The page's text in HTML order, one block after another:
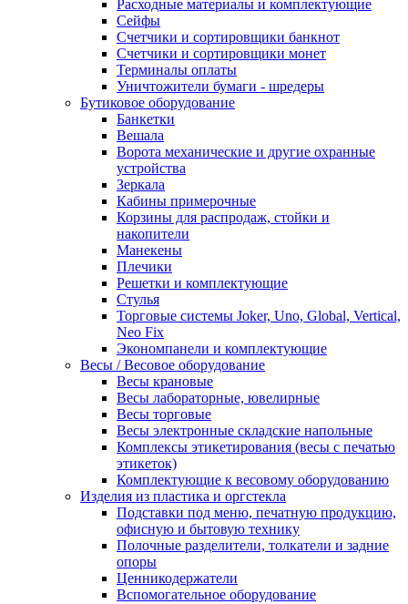
Расходные материалы и комплектующие
Сейфы
Счетчики и сортировщики банкнот
Счетчики и сортировщики монет
Терминалы оплаты
Уничтожители бумаги - шредеры
Бутиковое оборудование
Банкетки
Вешала
Ворота механические и другие охранные
устройства
Зеркала
Кабины примерочные
Корзины для распродаж, стойки и
накопители
Манекены
Плечики
Решетки и комплектующие
Стулья
Торговые системы Joker, Uno, Global, Vertical,
Neo Fix
Экономпанели и комплектующие
Весы / Весовое оборудование
Весы крановые
Весы лабораторные, ювелирные
Весы торговые
Весы электронные складские напольные
Комплексы этикетирования (весы с печатью
этикеток)
Комплектующие к весовому оборудованию
Изделия из пластика и оргстекла
Подставки под меню, печатную продукцию,
офисную и бытовую технику
Полочные разделители, толкатели и задние
опоры
Ценникодержатели
Вспомогательное оборудование